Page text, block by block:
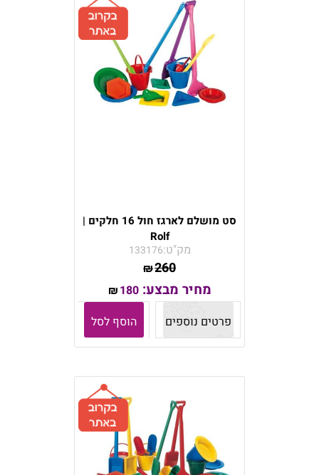
סט מושלם לארגז חול 16 חלקים |
Rolf
מק"ט:133176
₪260
מחיר מבצע: ₪180
פרטים נוספים
הוסף לסל